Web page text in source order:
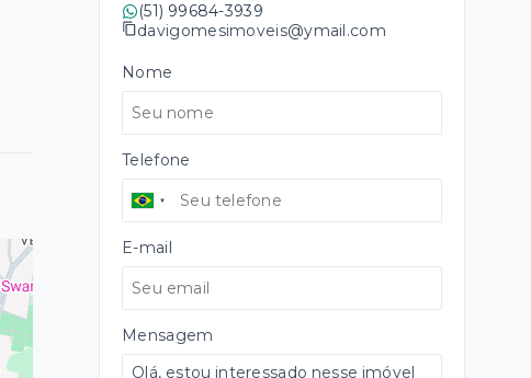
(51) 99684-3939
davigomesimoveis@ymail.com
Nome
Telefone
E-mail
Mensagem